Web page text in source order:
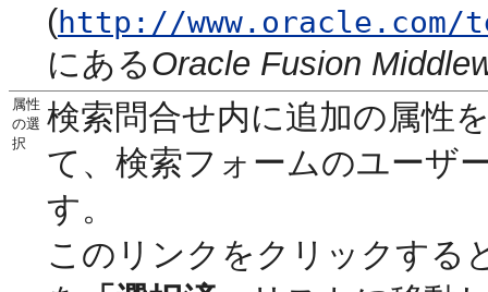
(http://www.oracle.com/
にあるOracle Fusion
属性
の選
択
検索問合せ内に追加の属性
て、検索フォームのユーザ
す。
このリンクをクリックする